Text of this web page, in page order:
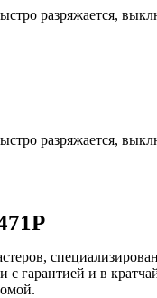
разряжается,
разряжается,
гарантией и в